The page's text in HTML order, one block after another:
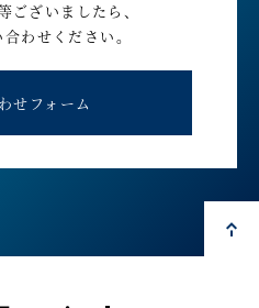
ございましたら、
わせください。
せフォーム